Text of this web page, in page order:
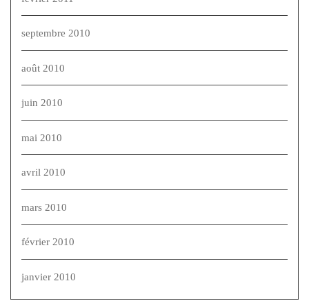
septembre 2010
août 2010
juin 2010
mai 2010
avril 2010
mars 2010
février 2010
janvier 2010